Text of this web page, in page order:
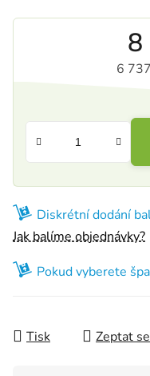
8
6
Diskrétní dodání
Jak balíme objednávky?
Pokud vyberete
Tisk Zeptat se